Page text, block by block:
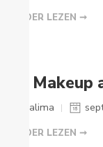
VERDER LEZEN ➞
On
Salima
VERDER LEZEN ➞